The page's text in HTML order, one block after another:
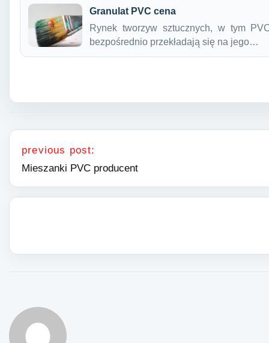
Granulat PVC cena
Rynek tworzyw sztucznych, w tym
bezpośrednio przekładają się na jego…
Nawigacja wpisu
previous post:
Mieszanki PVC producent